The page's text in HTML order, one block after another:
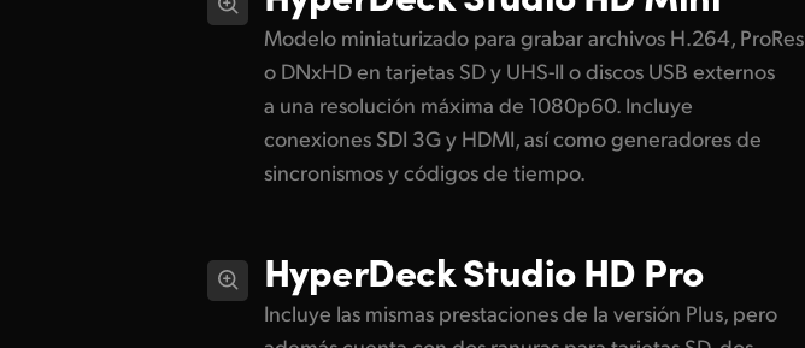
Modelo miniaturizado para grabar archivos H.264, ProRes
o DNxHD en tarjetas SD y UHS-II o discos USB externos
a una resolución máxima de 1080p60. Incluye
conexiones SDI 3G y HDMI, así como generadores de
sincronismos y códigos de tiempo.
HyperDeckStudio HD Pro
Incluye las mismas prestaciones de la versión Plus, pero